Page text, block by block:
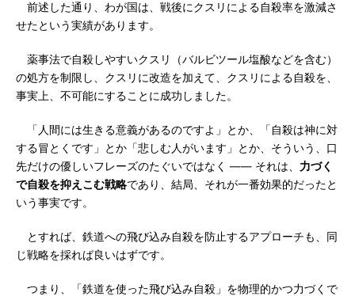
前述した通り、わが国は、戦後にクスリによる自殺率を激減さ
せたという実績があります。
薬事法で自殺しやすいクスリ（バルビツール塩酸などを含む）
の処方を制限し、クスリに改造を加えて、クスリによる自殺を、
事実上、不可能にすることに成功しました。
「人間には生きる意義があるのですよ」とか、「自殺は神に対
する冒とくです」とか「悲しむ人がいます」とか、そういう、口
先だけの優しいフレーズのたぐいではなく ―― それは、 力づく
で自殺を抑えこむ戦略であり、結局、それが一番効果的だったと
いう事実です。
とすれば、鉄道への飛び込み自殺を防止するアプローチも、同
じ戦略を採れば良いはずです。
つまり、「鉄道を使った飛び込み自殺」を物理的かつ力づくで